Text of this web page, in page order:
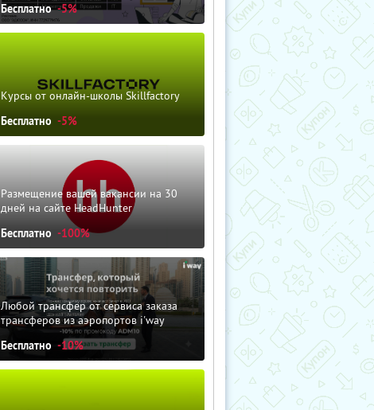
Бесплатно -5%
Курсы от онлайн-школы Skillfactory
Бесплатно -5%
Размещение вашей вакансии на 30
дней на сайте HeadHunter
Бесплатно -100%
Любой трансфер от сервиса заказа
трансферов из аэропортов i'way
Бесплатно -10%